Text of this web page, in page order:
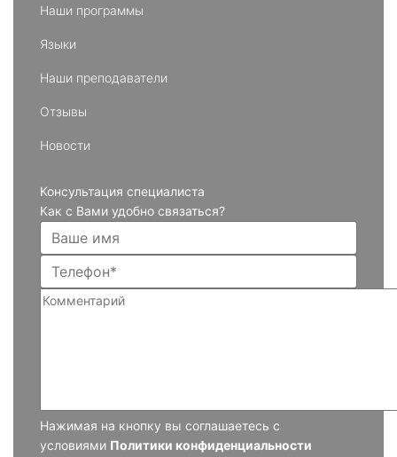
Наши программы
Языки
Наши преподаватели
Отзывы
Новости
Консультация специалиста
Как с Вами удобно связаться?
Нажимая на кнопку вы соглашаетесь с
условиями Политики конфиденциальности